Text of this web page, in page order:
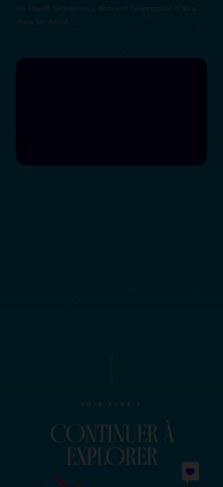
les HaptX Gloves vous donnent l’impression d’être
dans la réalité.
VOIR PLUS ?
COntinuer à
explOrer